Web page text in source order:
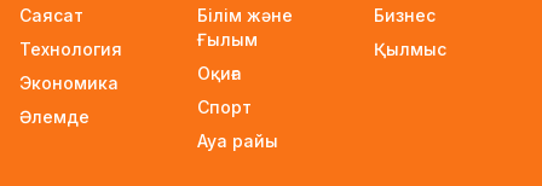
Трамп АҚШ-та туғандарға автоматты түрде
азаматтық беруді шектейтін жарлықтарға
қол қойды
Қыркүйектен бастап көлік әкелуге
Саясат
Технология
Экономика
Әлемде
Білім және
Ғылым
Оқиға
Спорт
Ауа райы
Бизнес
Қылмыс